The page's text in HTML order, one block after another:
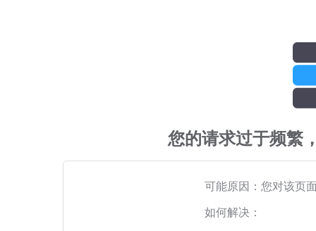
您的请求过于频繁
可能原因：您对该页
如何解决：